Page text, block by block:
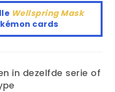
Wellspring Mask
cards
in dezelfde serie of